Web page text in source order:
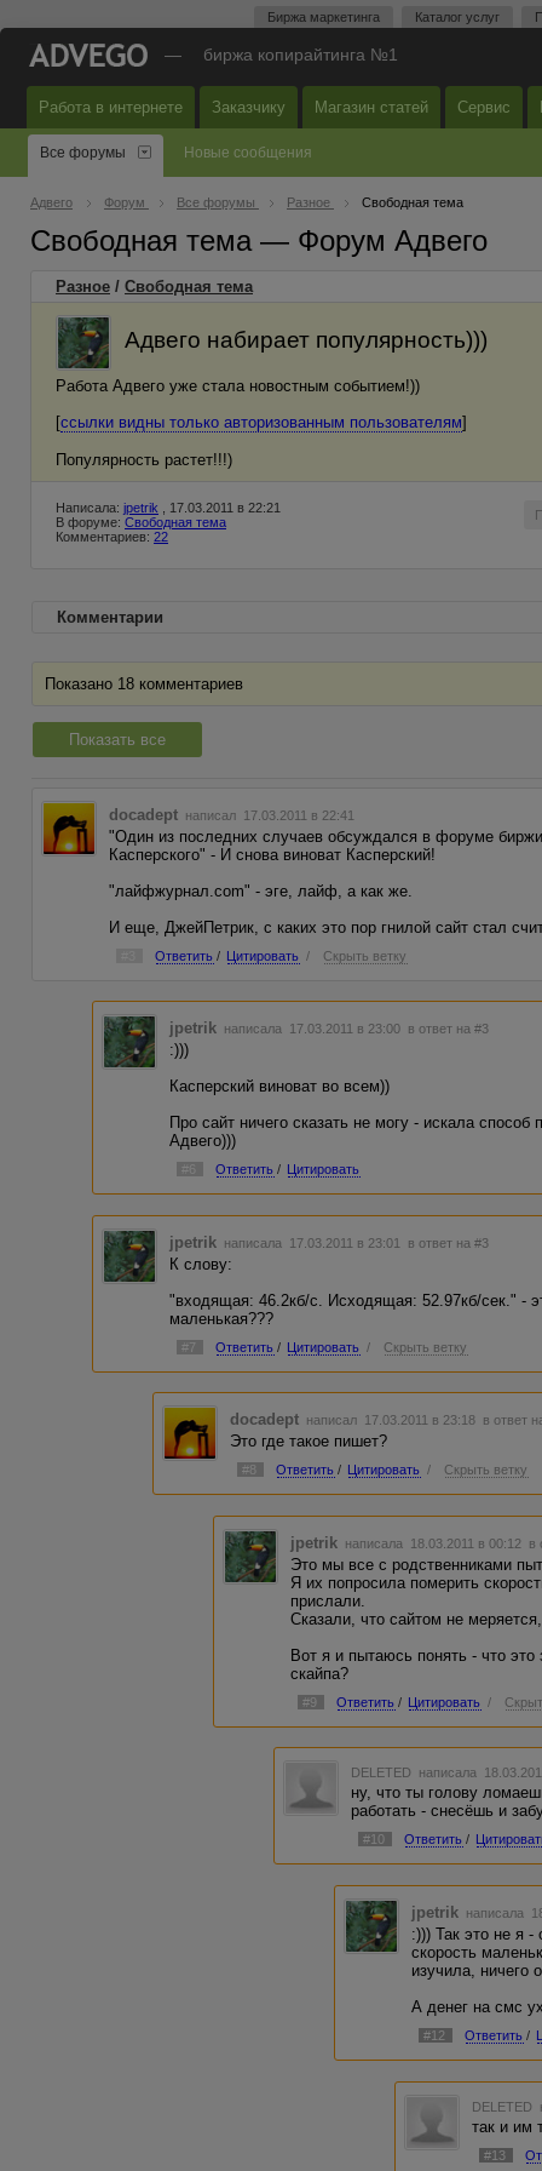
Биржа маркетинга Каталог услуг
— биржа копирайтинга №1
Работа в интернете Заказчику Магазин статей Сервис
Все форумы Новые сообщения
Адвего Форум Все форумы Разное Свободная тема
Свободная тема — Форум Адвего
Разное / Свободная тема
Адвего набирает популярность)))
Работа Адвего уже стала новостным событием!))
[ссылки видны только авторизованным пользователям]
Популярность растет!!!)
Написала: jpetrik , 17.03.2011 в 22:21
В форуме: Свободная тема
Комментариев: 22
Комментарии
Показано 18 комментариев
Показать все
docadept написал 17.03.2011 в 22:41
"Один из последних случаев обсуждался в форуме
Касперского" - И снова виноват Касперский!
"лайфжурнал.com" - эге, лайф, а как же.
И еще, ДжейПетрик, с каких это пор гнилой сайт стал
Ответить / Цитировать / Скрыть ветку
jpetrik написала 17.03.2011 в 23:00 в ответ на #3
:)))
Касперский виноват во всем))
Про сайт ничего сказать не могу - искала
Адвего)))
#6 Ответить / Цитировать
jpetrik написала 17.03.2011 в 23:01 в ответ на #3
К слову:
"входящая: 46.2кб/с. Исходящая: 52.97кб/сек." -
маленькая???
#7 Ответить / Цитировать / Скрыть ветку
docadept написал 17.03.2011 в 23:18 в ответ
Это где такое пишет?
#8 Ответить / Цитировать / Скрыть ветку
jpetrik написала 18.03.2011 в 00:12 в
Это мы все с родственниками
Я их попросила померить
прислали.
Сказали, что сайтом не
Вот я и пытаюсь понять - что это
скайпа?
#9 Ответить / Цитировать /
DELETED написала
ну, что ты голову
работать - снесёшь и
#10 Ответить /
jpetrik написала
:))) Так это не я -
скорость
изучила, ничего
А денег на смс
#12 Ответить /
DELETED
так и им
#13